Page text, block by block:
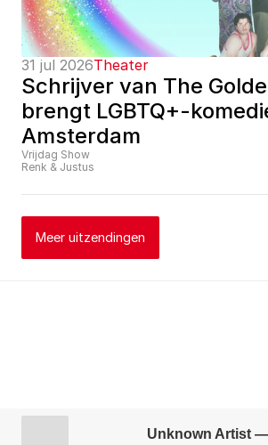
31 jul 2026Theater
Schrijver van The
brengt LGBTQ+-
Amsterdam
Vrijdag Show
Renk & Justus
Meer uitzendingen
Unknown Artist